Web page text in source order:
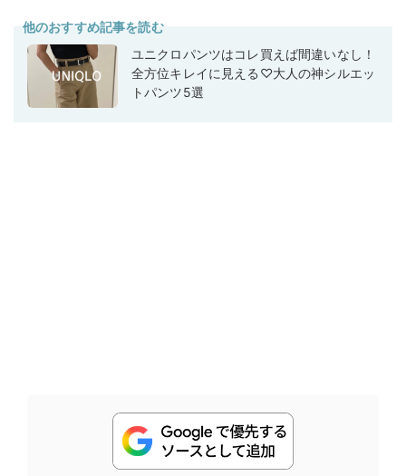
他のおすすめ記事を読む
ユニクロパンツはコレ買えば間違いなし！
全方位キレイに見える♡大人の神シルエッ
トパンツ5選